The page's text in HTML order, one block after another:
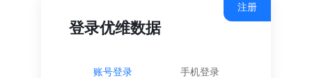
注册
登录优维数据
账号登录 手机登录